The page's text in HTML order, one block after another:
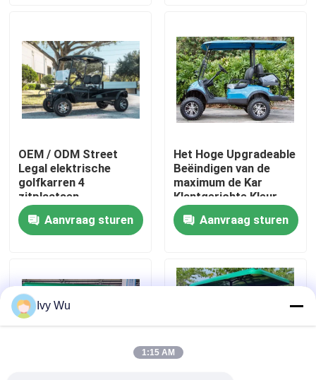
Ongeveer ons
Fabrieksreis
Kwaliteitscontrole
Contact de V.S.
Nieuws
De Zijspiegels van de golfkar
Het Wieldekking van de golfkar
OEM / ODM Street
Legal elektrische
golfkarren 4
zitplaatsen
Aanvraag sturen
Het Hoge Upgradeable
Beëindigen van de
maximum de Kar
Klantgerichte Kleur
van het Snelheids
Elektrische 30mph
Golf
Aanvraag sturen
Ivy Wu
1:15 AM